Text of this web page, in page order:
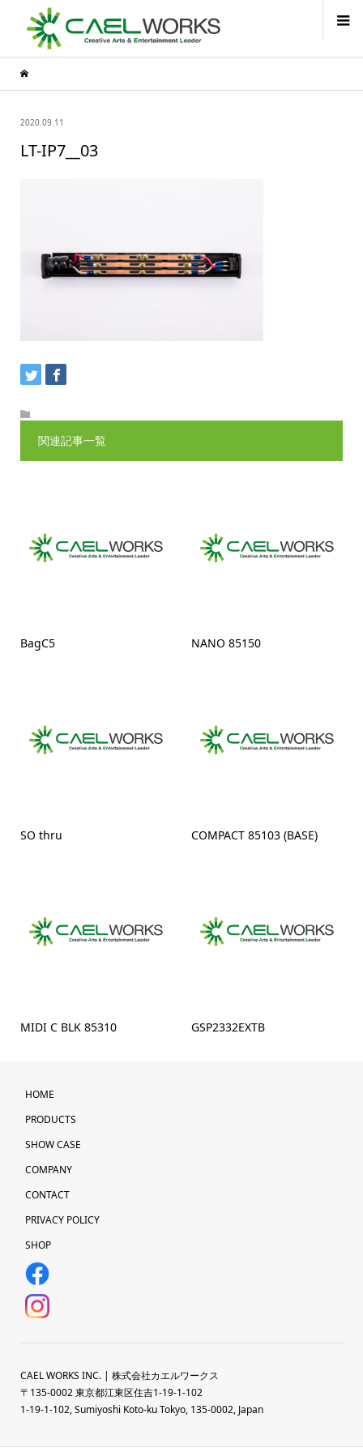
2020.09.11
LT-IP7__03
関連記事一覧
BagC5 NANO 85150
SO thru COMPACT 85103 (BASE)
MIDI C BLK 85310 GSP2332EXTB
HOME
PRODUCTS
SHOW CASE
COMPANY
CONTACT
PRIVACY POLICY
SHOP
CAEL WORKS INC. | 株式会社カエルワークス
〒135-0002 東京都江東区住吉1-19-1-102
1-19-1-102, Sumiyoshi Koto-ku Tokyo, 135-0002, Japan